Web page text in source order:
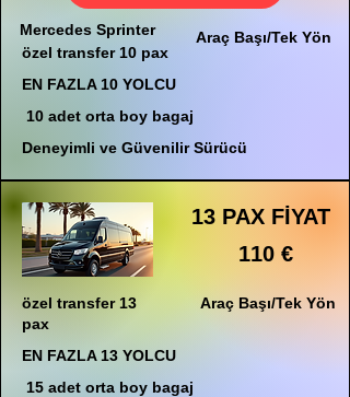
Mercedes Sprinter
özel transfer 10 pax
Araç Başı/Tek Yön
EN FAZLA 10 YOLCU
10 adet orta boy bagaj
Deneyimli ve Güvenilir Sürücü
özel transfer 13
pax
13 PAX FİYAT
110 €
Araç Başı/Tek Yön
EN FAZLA 13 YOLCU
15 adet orta boy bagaj